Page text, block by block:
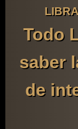
Todo
saber
de